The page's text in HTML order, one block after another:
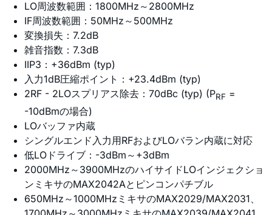
LO周波数範囲：1800MHz～2800MHz
IF周波数範囲：50MHz～500MHz
変換損失：7.2dB
雑音指数：7.3dB
IIP3：+36dBm (typ)
入力1dB圧縮ポイント：+23.4dBm (typ)
2RF - 2LOスプリアス除去：70dBc (typ) (PRF =
-10dBmの場合)
LOバッファ内蔵
シングルエンド入力用RFおよびLOバラン内蔵に対応
低LOドライブ：-3dBm～+3dBm
2000MHz～3900MHzのハイサイドLOインジェクショ
ンミキサのMAX2042Aとピンコンパチブル
650MHz～1000MHzミキサのMAX2029/MAX2031、